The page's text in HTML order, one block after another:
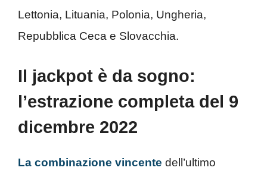
Lettonia, Lituania, Polonia, Ungheria,
Repubblica Ceca e Slovacchia.
Il jackpot è da sogno:
l’estrazione completa del 9
dicembre 2022
La combinazione vincente dell’ultimo